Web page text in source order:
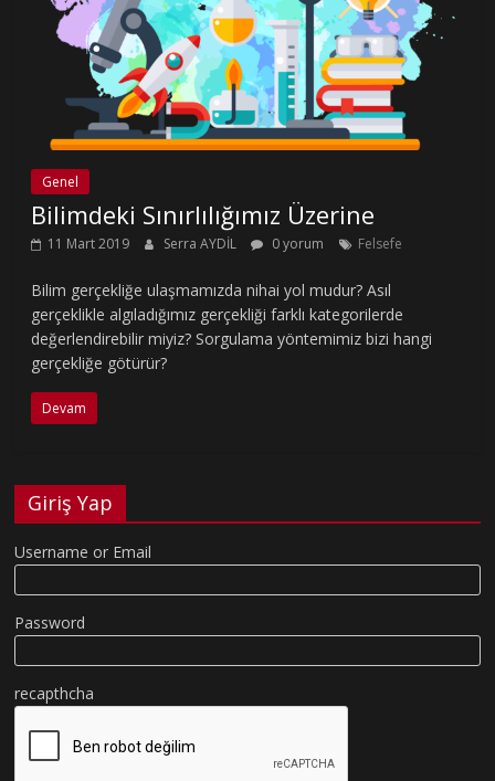
Genel
Bilimdeki Sınırlılığımız Üzerine
11 Mart 2019 Serra AYDİL 0 yorum Felsefe
Bilim gerçekliğe ulaşmamızda nihai yol mudur? Asıl
gerçeklikle algıladığımız gerçekliği farklı kategorilerde
değerlendirebilir miyiz? Sorgulama yöntemimiz bizi hangi
gerçekliğe götürür?
Devam
Giriş Yap
Username or Email
Password
recapthcha